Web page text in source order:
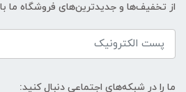
از تخفیف‌ها و جدیدترین‌های فروشگاه ما
ما را در شبکه‌های اجتماعی دنبال کنید: